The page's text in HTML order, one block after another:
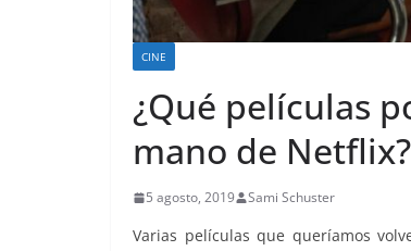
CINE
¿Qué películas
mano de Netflix?
5 agosto, 2019 Sami Schuster
Varias películas que queríamos